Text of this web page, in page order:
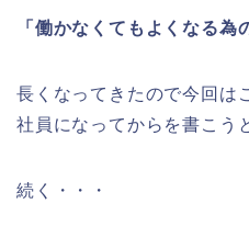
「働かなくてもよくなる為
長くなってきたので今回は
社員になってからを書こう
続く・・・